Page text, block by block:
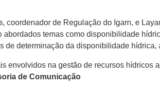
coordenador de Regulação do Igarn, e
temas como disponibilidade
de determinação da disponibilidade hídrica,
envolvidos na gestão de recursos hídricos
de Comunicação